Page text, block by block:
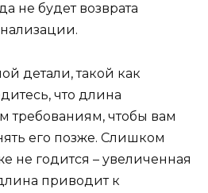
не будет возврата
детали, такой как
что длина
требованиям, чтобы вам
его позже. Слишком
не годится – увеличенная
приводит к